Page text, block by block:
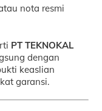
nota resmi
PT TEKNOKAL
dengan
keaslian
garansi.